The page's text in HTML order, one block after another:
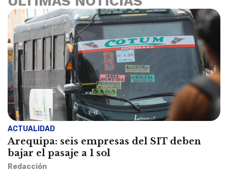
ACTUALIDAD
Arequipa: seis empresas del SIT deben
bajar el pasaje a 1 sol
Redacción